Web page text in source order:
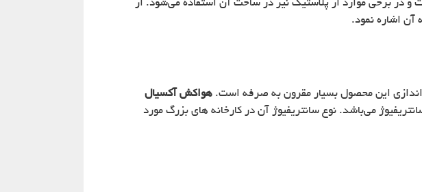
و در برخی موارد از پلاستیک نیز در ساخت آن استفاده می‌شود. از
اشاره نمود.
این محصول بسیار مقرون به صرفه است. هواکش آکسیال
می‌باشد. نوع سانتریفیوژ آن در کارخانه های بزرگ مورد